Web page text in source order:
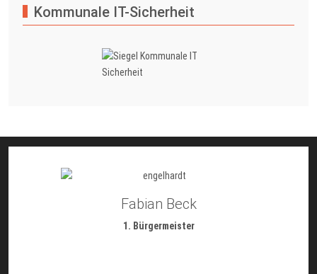
Kommunale IT-Sicherheit
Fabian Beck
1. Bürgermeister